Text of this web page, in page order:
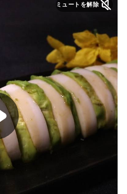
ミュートを解除